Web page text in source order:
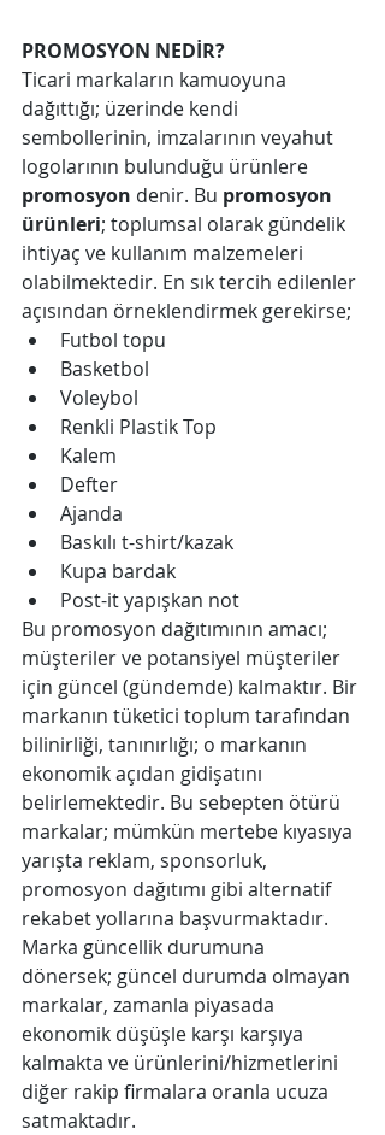
PROMOSYON NEDİR?
Ticari markaların kamuoyuna
dağıttığı; üzerinde kendi
sembollerinin, imzalarının veyahut
logolarının bulunduğu ürünlere
promosyon denir. Bu promosyon
ürünleri; toplumsal olarak gündelik
ihtiyaç ve kullanım malzemeleri
olabilmektedir. En sık tercih edilenler
açısından örneklendirmek gerekirse;
Futbol topu
Basketbol
Voleybol
Renkli Plastik Top
Kalem
Defter
Ajanda
Baskılı t-shirt/kazak
Kupa bardak
Post-it yapışkan not
Bu promosyon dağıtımının amacı;
müşteriler ve potansiyel müşteriler
için güncel (gündemde) kalmaktır. Bir
markanın tüketici toplum tarafından
bilinirliği, tanınırlığı; o markanın
ekonomik açıdan gidişatını
belirlemektedir. Bu sebepten ötürü
markalar; mümkün mertebe kıyasıya
yarışta reklam, sponsorluk,
promosyon dağıtımı gibi alternatif
rekabet yollarına başvurmaktadır.
Marka güncellik durumuna
dönersek; güncel durumda olmayan
markalar, zamanla piyasada
ekonomik düşüşle karşı karşıya
kalmakta ve ürünlerini/hizmetlerini
diğer rakip firmalara oranla ucuza
satmaktadır.